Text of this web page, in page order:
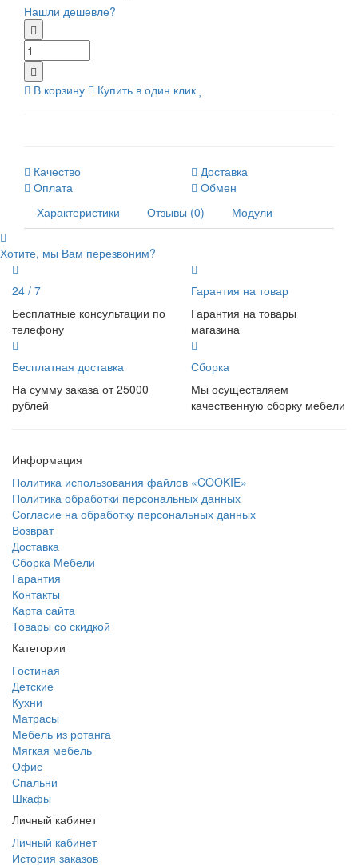
Нашли дешевле?
В корзину Купить в один клик
Качество
Доставка
Оплата
Обмен
Характеристики
Отзывы (0) Модули
Хотите, мы Вам перезвоним?
24 / 7
Бесплатные консультации по
телефону
Гарантия на товар
Гарантия на товары
магазина
Бесплатная доставка
На сумму заказа от 25000
рублей
Сборка
Мы осуществляем
качественную сборку мебели
Информация
Политика использования файлов «COOKIE»
Политика обработки персональных данных
Согласие на обработку персональных данных
Возврат
Доставка
Сборка Мебели
Гарантия
Контакты
Карта сайта
Товары со скидкой
Категории
Гостиная
Детские
Кухни
Матрасы
Мебель из ротанга
Мягкая мебель
Офис
Спальни
Шкафы
Личный кабинет
Личный кабинет
История заказов